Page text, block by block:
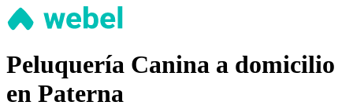
Peluquería Canina a domicilio
en Paterna